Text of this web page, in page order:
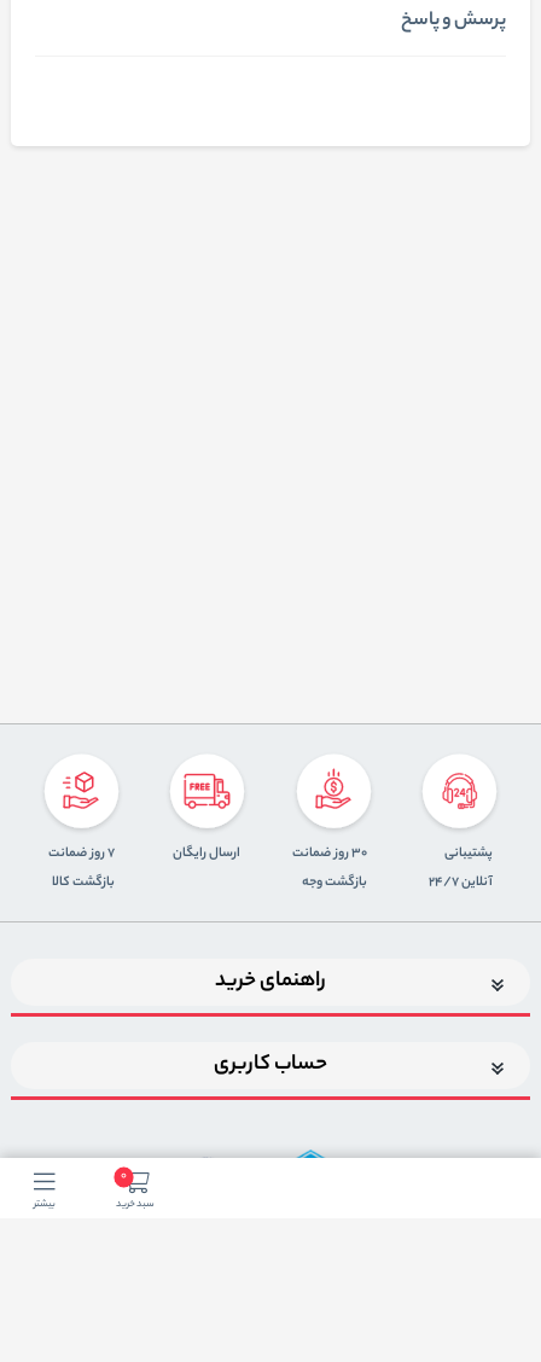
پرسش و پاسخ
0
سبد خرید بیشتر
پشتیبانی
آنلاین 24/7
30 روز ضمانت
بازگشت وجه
ارسال رایگان
7 روز ضمانت
بازگشت کالا
راهنمای خرید
حساب کاربری